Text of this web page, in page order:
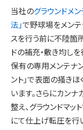
当社のグラウンドメ
法」で野球場をメンテ
スを行う前に不陸箇
ドの補充・敷き均し
保有の専用メンテナ
ント」で表面の掻き
います。さらにカン
整え、グラウンドマッ
にて仕上げ転圧を行